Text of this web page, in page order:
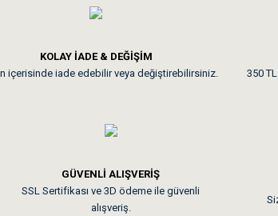
Memnunuz. Uygun fiyatta olması iyi.
bir sonraki gün elime ulaştı. Jack russell
KOLAY İADE & DEĞİŞİM
içerisinde iade edebilir veya değiştirebilirsiniz.
350
GÜVENLİ ALIŞVERİŞ
SSL Sertifikası ve 3D ödeme ile güvenli
alışveriş.